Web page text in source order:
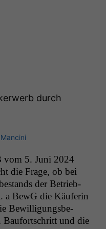
durch
vom 5. Juni 2024
die Frage, ob bei
der Betrieb­
a BewG die Käuferin
Bewil­li­gungs­be­
Bau­fortschritt und die